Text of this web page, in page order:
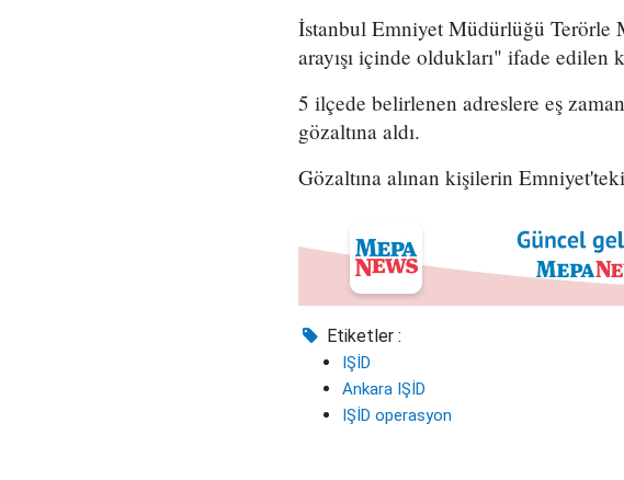
İstanbul Emniyet Müdürlüğü Terörle
arayışı içinde oldukları" ifade edilen
5 ilçede belirlenen adreslere eş
gözaltına aldı.
Gözaltına alınan kişilerin
Etiketler :
IŞİD
Ankara IŞİD
IŞİD operasyon